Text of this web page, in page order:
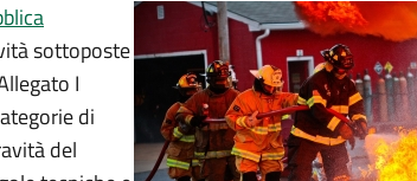
sottoposte
I
di
del